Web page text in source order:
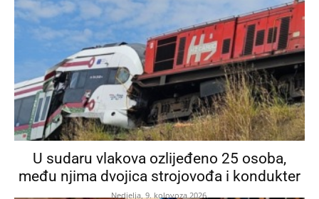
U sudaru vlakova ozlijeđeno 25 osoba,
među njima dvojica strojovođa i kondukter
Nedjelja, 9. kolovoza 2026.